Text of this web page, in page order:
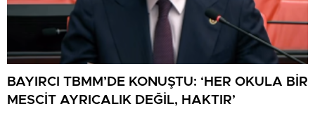
BAYIRCI TBMM’DE KONUŞTU: ‘HER OKULA BİR
MESCİT AYRICALIK DEĞİL, HAKTIR’